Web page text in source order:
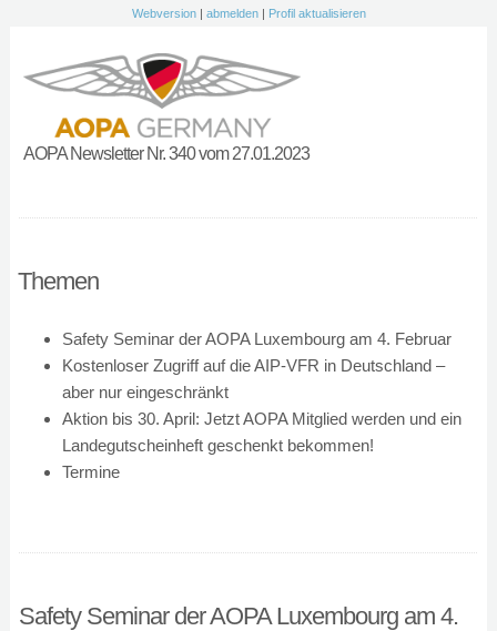
Webversion| abmelden| Profil aktualisieren
AOPA Newsletter Nr. 340 vom 27.01.2023
Themen
Safety Seminar der AOPA Luxembourg am 4. Februar
Kostenloser Zugriff auf die AIP-VFR in Deutschland –
aber nur eingeschränkt
Aktion bis 30. April: Jetzt AOPA Mitglied werden und ein
Landegutscheinheft geschenkt bekommen!
Termine
Safety Seminar der AOPA Luxembourg am 4.